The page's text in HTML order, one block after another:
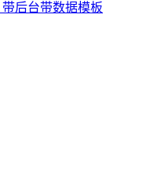
后台带数据模板